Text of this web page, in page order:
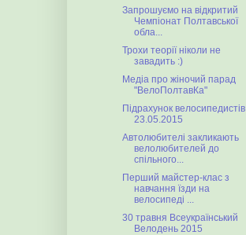
Запрошуємо на відкритий
Чемпіонат Полтавської
обла...
Трохи теорії ніколи не
завадить :)
Медіа про жіночий парад
"ВелоПолтавКа"
Підрахунок велосипедистів
23.05.2015
Автолюбителі закликають
велолюбителей до
спільного...
Перший майстер-клас з
навчання їзди на
велосипеді ...
30 травня Всеукраїнський
Велодень 2015